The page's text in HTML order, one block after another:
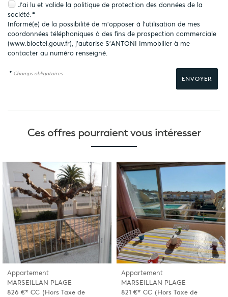
J'ai lu et valide la politique de protection des données de la
société.*
Informé(e) de la possibilité de m'opposer à l'utilisation de mes
coordonnées téléphoniques à des fins de prospection commerciale
(www.bloctel.gouv.fr), j'autorise S'ANTONI Immobilier à me
contacter au numéro renseigné.
* Champs obligatoires
Ces offres pourraientvous intéresser
Appartement
MARSEILLAN PLAGE
826 €* CC(Hors Taxe de
Appartement
MARSEILLAN PLAGE
821 €* CC(Hors Taxe de